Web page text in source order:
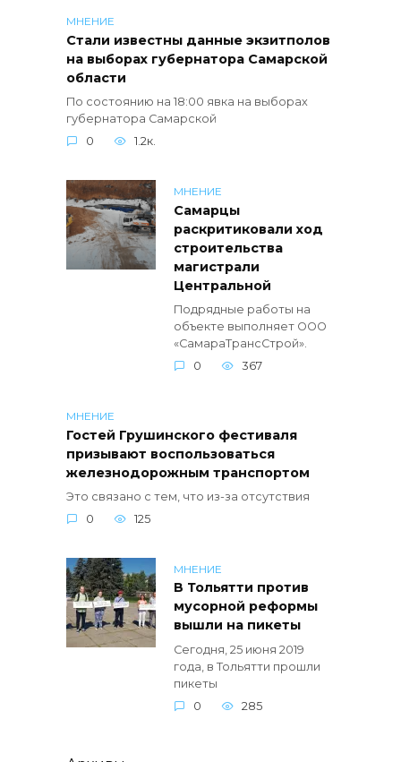
МНЕНИЕ
Стали известны данные экзитполов
на выборах губернатора Самарской
области
По состоянию на 18:00 явка на выборах
губернатора Самарской
0
1.2к.
МНЕНИЕ
Самарцы
раскритиковали ход
строительства
магистрали
Центральной
Подрядные работы на
объекте выполняет ООО
«СамараТрансСтрой».
0
367
МНЕНИЕ
Гостей Грушинского фестиваля
призывают воспользоваться
железнодорожным транспортом
Это связано с тем, что из-за отсутствия
0
125
МНЕНИЕ
В Тольятти против
мусорной реформы
вышли на пикеты
Сегодня, 25 июня 2019
года, в Тольятти прошли
пикеты
0
285